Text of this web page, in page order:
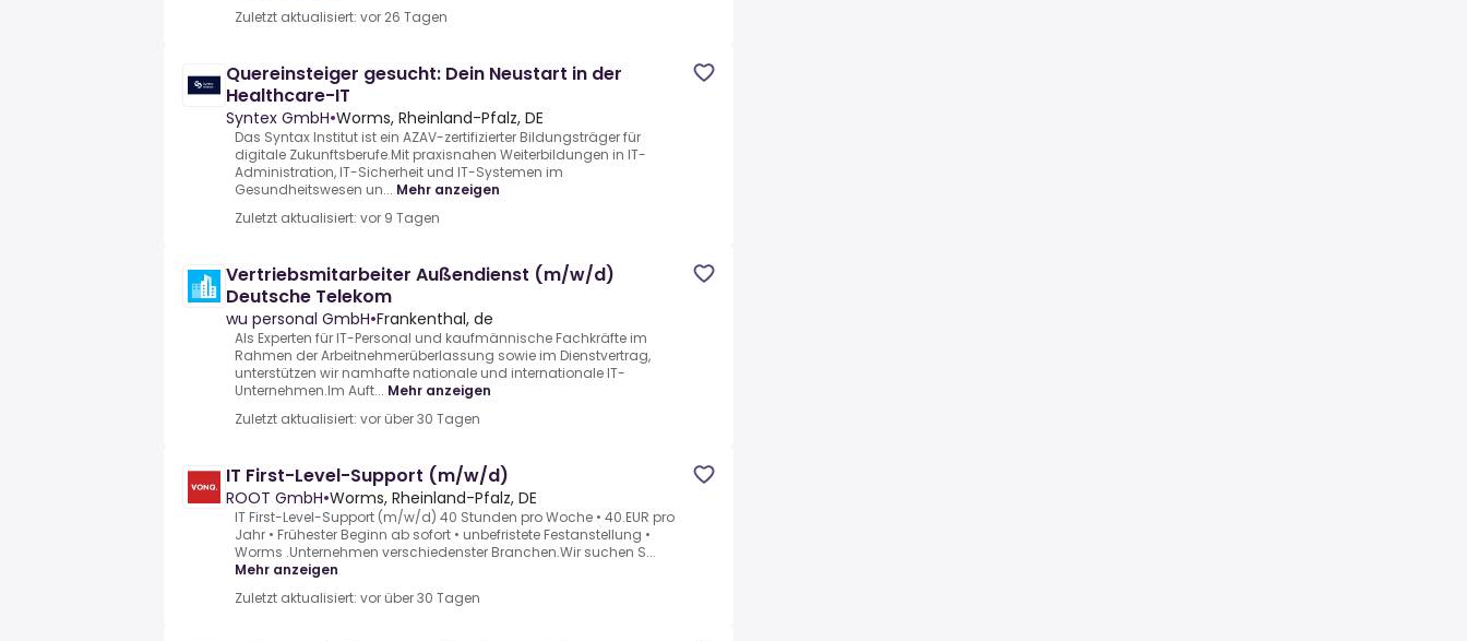
Zuletzt aktualisiert: vor 26 Tagen
Quereinsteiger gesucht: Dein Neustart in der
Healthcare-IT
Syntex GmbH•Worms, Rheinland-Pfalz, DE
Das Syntax Institut ist ein AZAV-zertifizierter Bildungsträger für
digitale Zukunftsberufe.Mit praxisnahen Weiterbildungen in IT-
Administration, IT-Sicherheit und IT-Systemen im
Gesundheitswesen un... Mehr anzeigen
Zuletzt aktualisiert: vor 9 Tagen
Vertriebsmitarbeiter Außendienst (m/w/d)
Deutsche Telekom
wu personal GmbH•Frankenthal, de
Als Experten für IT-Personal und kaufmännische Fachkräfte im
Rahmen der Arbeitnehmerüberlassung sowie im Dienstvertrag,
unterstützen wir namhafte nationale und internationale IT-
Unternehmen.Im Auft... Mehr anzeigen
Zuletzt aktualisiert: vor über 30 Tagen
IT First-Level-Support (m/w/d)
ROOT GmbH•Worms, Rheinland-Pfalz, DE
IT First-Level-Support (m/w/d) 40 Stunden pro Woche • 40.EUR pro
Jahr • Frühester Beginn ab sofort • unbefristete Festanstellung •
Worms .Unternehmen verschiedenster Branchen.Wir suchen S...
Mehr anzeigen
Zuletzt aktualisiert: vor über 30 Tagen